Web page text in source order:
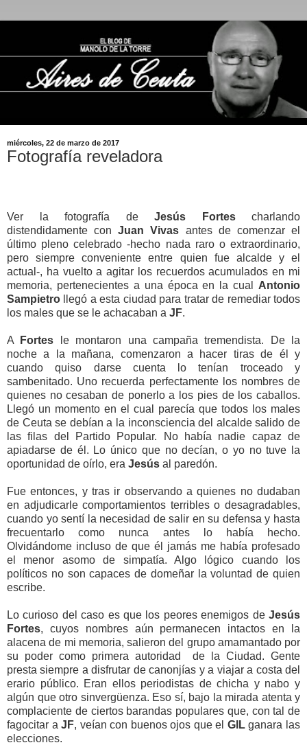
miércoles, 22 de marzo de 2017
Fotografía reveladora
Ver la fotografía de Jesús Fortescharlando
distendidamente con
Juan Vivas antes de comenzar el
último pleno celebrado -hecho nada raro o extraordinario,
pero siempre conveniente entre quien fue alcalde y el
actual-, ha vuelto a agitar los recuerdos acumulados en mi
memoria, pertenecientes a una época en la cual Antonio
Sampietro llegó a esta ciudad para tratar de remediar todos
los males que se le achacaban a JF.
A Fortes le montaron una campaña tremendista. De la
noche a la mañana, comenzaron a hacer tiras de él y
cuando quiso darse cuenta lo tenían troceado y
sambenitado. Uno recuerda perfectamente los nombres de
quienes no cesaban de ponerlo a los pies de los caballos.
Llegó un momento en el cual parecía que todos los males
de Ceuta se debían a la inconsciencia del alcalde salido de
las filas del Partido Popular. No había nadie capaz de
apiadarse de él. Lo único que no decían, o yo no tuve la
oportunidad de oírlo, era Jesús al paredón.
Fue entonces, y tras ir observando a quienes no dudaban
en adjudicarle comportamientos terribles o desagradables,
cuando yo sentí la necesidad de salir en su defensa y hasta
frecuentarlo como nunca antes lo había hecho.
Olvidándome incluso de que él jamás me había profesado
el menor asomo de simpatía. Algo lógico cuando los
políticos no son capaces de domeñar la voluntad de quien
escribe.
Lo curioso del caso es que los peores enemigos de Jesús
Fortes, cuyos nombres aún permanecen intactos en la
alacena de mi memoria, salieron del grupo amamantado por
su poder como primera autoridad
de la Ciudad. Gente
presta siempre a disfrutar de canonjías y a viajar a costa del
erario público. Eran ellos periodistas de chicha y nabo y
algún que otro sinvergüenza. Eso sí, bajo la mirada atenta y
complaciente de ciertos barandas populares que, con tal de
fagocitar aJF, veían con buenos ojos que el GILganara las
elecciones.